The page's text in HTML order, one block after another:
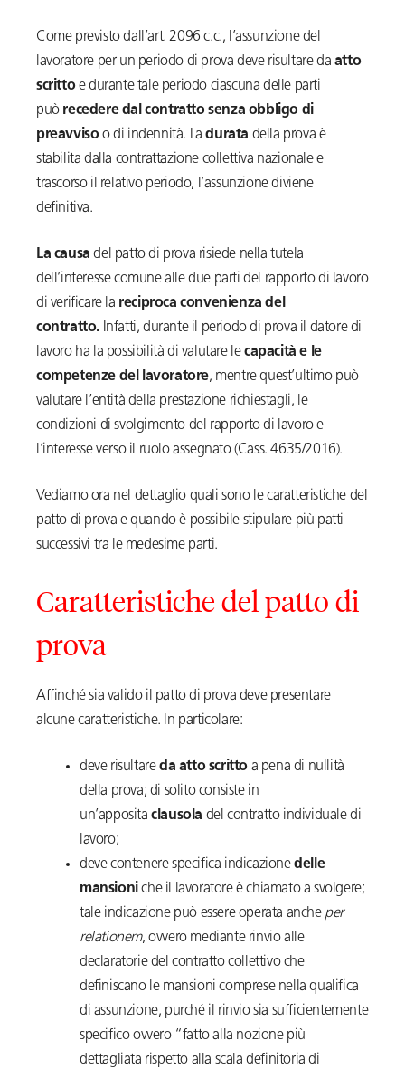
Come previsto dall’art. 2096 c.c., l’assunzione del
lavoratore per un periodo di prova deve risultare da atto
scrittoe durante tale periodo ciascuna delle parti
può recedere dal contratto senza obbligo di
preavvisoo di indennità. Ladurata della prova è
stabilita dalla contrattazione collettiva nazionale e
trascorso il relativo periodo, l’assunzione diviene
definitiva.
La causa del patto di prova risiede nella tutela
dell’interesse comune alle due parti del rapporto di lavoro
di verificare la reciproca convenienza del
contratto. Infatti, durante il periodo di prova il datore di
lavoro ha la possibilità di valutare lecapacità e le
competenze del lavoratore, mentre quest’ultimo può
valutare l’entità della prestazione richiestagli, le
condizioni di svolgimento del rapporto di lavoro e
l’interesse verso il ruolo assegnato (Cass. 4635/2016).
Vediamo ora nel dettaglio quali sono le caratteristiche del
patto di prova e quando è possibile stipulare più patti
successivi tra le medesime parti.
Caratteristiche del patto di
prova
Affinché sia valido il patto di prova deve presentare
alcune caratteristiche. In particolare:
deve risultareda atto scritto a pena di nullità
della prova; di solito consiste in
un’appositaclausola del contratto individuale di
lavoro;
deve contenere specifica indicazionedelle
mansioniche il lavoratore è chiamato a svolgere;
tale indicazione può essere operata anche per
relationem, ovvero mediante rinvio alle
declaratorie del contratto collettivo che
definiscano le mansioni comprese nella qualifica
di assunzione, purché il rinvio sia sufficientemente
specifico ovvero “fatto alla nozione più
dettagliata rispetto alla scala definitoria di